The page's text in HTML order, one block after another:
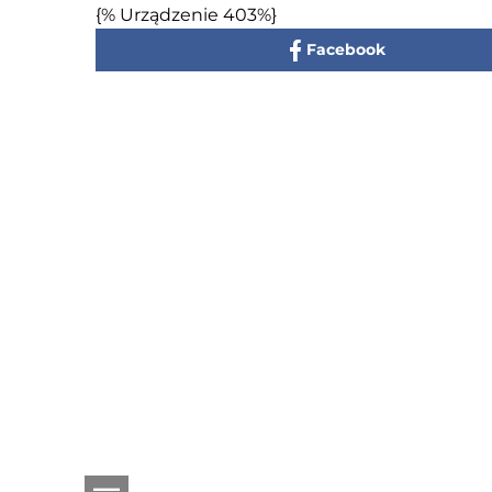
{% Urządzenie 403%}
Facebook